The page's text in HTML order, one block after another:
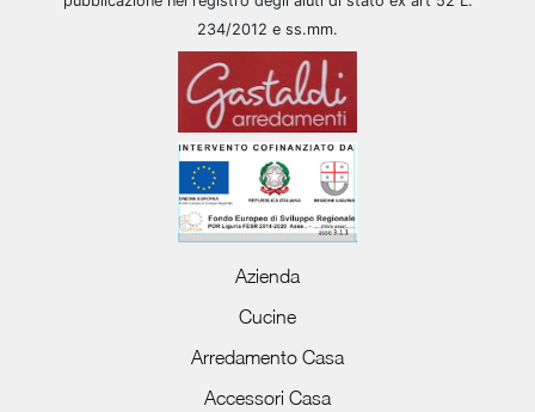
234/2012 e ss.mm.
Azienda
Cucine
Arredamento Casa
Accessori Casa